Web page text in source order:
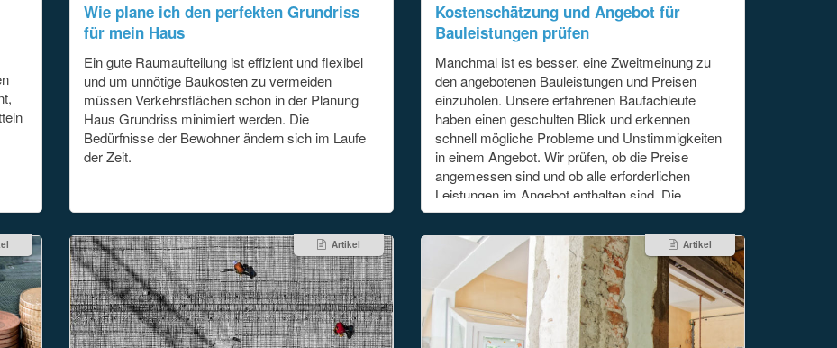
Wie plane ich den perfekten Grundriss
für mein Haus
Ein gute Raumaufteilung ist effizient und flexibel
und um unnötige Baukosten zu vermeiden
müssen Verkehrsflächen schon in der Planung
Haus Grundriss minimiert werden. Die
Bedürfnisse der Bewohner ändern sich im Laufe
der Zeit.
Kostenschätzung und Angebot für
Bauleistungen prüfen
Manchmal ist es besser, eine Zweitmeinung zu
den angebotenen Bauleistungen und Preisen
einzuholen. Unsere erfahrenen Baufachleute
haben einen geschulten Blick und erkennen
schnell mögliche Probleme und Unstimmigkeiten
in einem Angebot. Wir prüfen, ob die Preise
angemessen sind und ob alle erforderlichen
Leistungen im Angebot enthalten sind. Die
Ergebnisse dieser Prüfung erhalten Sie entweder
in Form eines detaillierten Berichts mit korrigierten
Zahlen oder in einem kurzen Telefonat. Die
Erstprüfung der [...]
Artikel Artikel